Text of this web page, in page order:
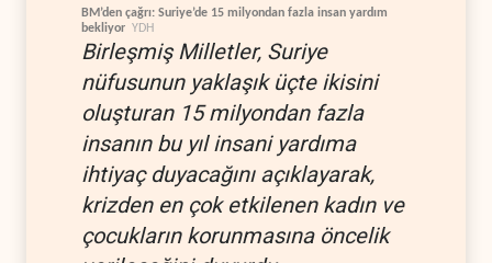
BM’den çağrı: Suriye’de 15 milyondan fazla insan yardım
bekliyor YDH
Birleşmiş Milletler, Suriye
nüfusunun yaklaşık üçte ikisini
oluşturan 15 milyondan fazla
insanın bu yıl insani yardıma
ihtiyaç duyacağını açıklayarak,
krizden en çok etkilenen kadın ve
çocukların korunmasına öncelik